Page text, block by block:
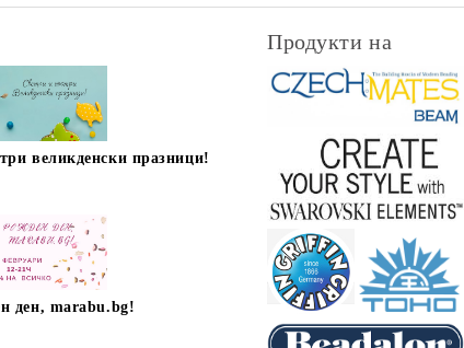
великденски празници!
ден, marabu.bg!
Продукти на